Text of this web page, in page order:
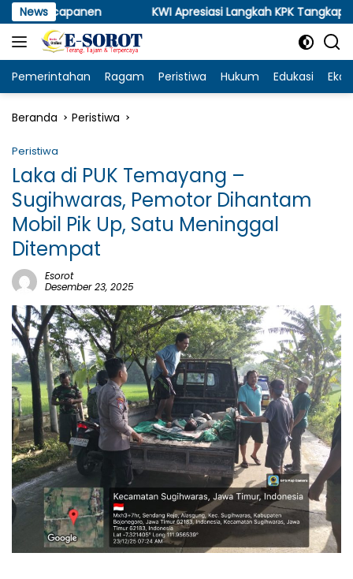
Langsung
ke
konten
News KWI Apresiasi Langkah KPK Tangkap KH
Pemerintahan Ragam Peristiwa Hukum Edukasi
Beranda Peristiwa
Peristiwa
Laka di PUK Temayang –
Sugihwaras, Pemotor Dihantam
Mobil Pik Up, Satu Meninggal
Ditempat
Esorot
Desember 23, 2025